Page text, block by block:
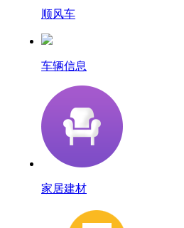
顺风车
车辆信息
家居建材